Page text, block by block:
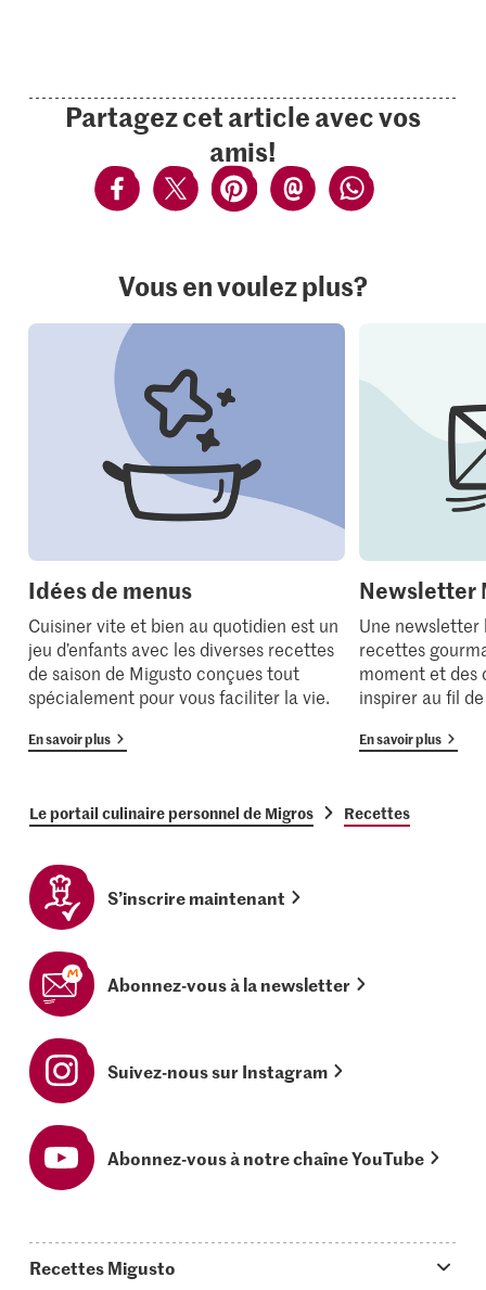
Partagez cet article avec vos
amis!
Vous en voulez plus?
Idées de menus
Cuisiner vite et bien au quotidien est un
jeu d’enfants avec les diverses recettes
de saison de Migusto conçues tout
spécialement pour vous faciliter la vie.
En savoir plus
Newsletter
Une newsletter
recettes
moment et des
inspirer au fil
En savoir plus
Le portail culinaire personnel de Migros Recettes
S’inscrire maintenant
Abonnez-vous à la newsletter
Suivez-nous sur Instagram
Abonnez-vous à notre chaîne YouTube
Recettes Migusto